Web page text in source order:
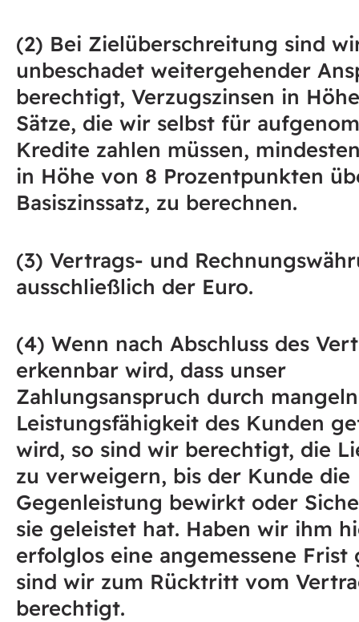
(2) Bei Zielüberschreitung sind
unbeschadet weitergehender
berechtigt, Verzugszinsen in
Sätze, die wir selbst für
Kredite zahlen müssen,
in Höhe von 8 Prozentpunkten
Basiszinssatz, zu berechnen.
(3) Vertrags- und
ausschließlich der Euro.
(4) Wenn nach Abschluss des
erkennbar wird, dass unser
Zahlungsanspruch durch
Leistungsfähigkeit des Kunden
wird, so sind wir berechtigt, die
zu verweigern, bis der Kunde die
Gegenleistung bewirkt oder
sie geleistet hat. Haben wir ihm
erfolglos eine angemessene Frist
sind wir zum Rücktritt vom
berechtigt.